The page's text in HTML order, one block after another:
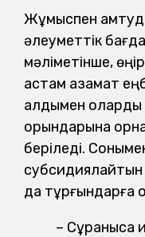
Жұмыспен
әлеуметтік
мәліметінше,
астам азамат
алдымен оларды
орындарына
беріледі.
да тұрғындарға
– Сұранысқа